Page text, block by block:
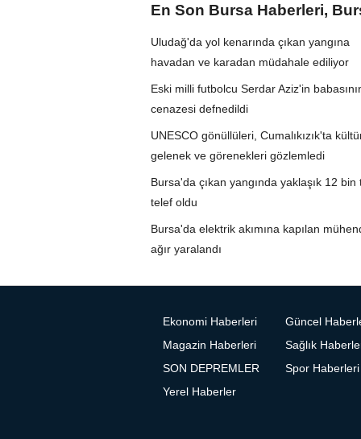
En Son Bursa Haberleri,
Uludağ'da yol kenarında çıkan yangına
havadan ve karadan müdahale ediliyor
Eski milli futbolcu Serdar Aziz'in
cenazesi defnedildi
UNESCO gönüllüleri, Cumalıkızık'ta
gelenek ve görenekleri gözlemledi
Bursa'da çıkan yangında yaklaşık 12 bin
telef oldu
Bursa'da elektrik akımına kapılan
ağır yaralandı
Ekonomi Haberleri
Güncel
Magazin Haberleri
Sağlık
SON DEPREMLER
Spor Haberleri
Yerel Haberler